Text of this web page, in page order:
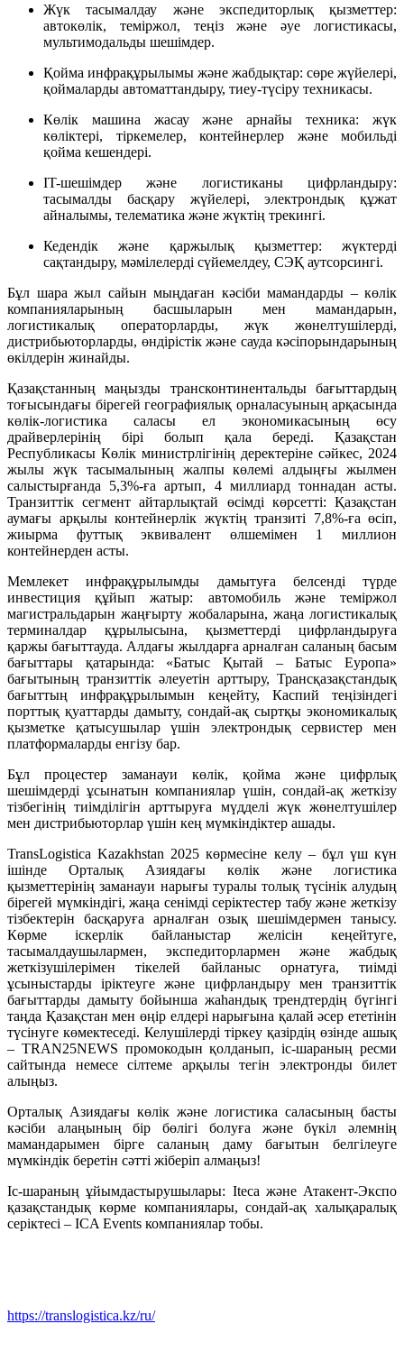
Жүк тасымалдау және экспедиторлық қызметтер:
автокөлік, теміржол, теңіз және әуе логистикасы,
мультимодальды шешімдер.
Қойма инфрақұрылымы және жабдықтар: сөре жүйелері,
қоймаларды автоматтандыру, тиеу-түсіру техникасы.
Көлік машина жасау және арнайы техника: жүк
көліктері, тіркемелер, контейнерлер және мобильді
қойма кешендері.
IT-шешімдер және логистиканы цифрландыру:
тасымалды басқару жүйелері, электрондық құжат
айналымы, телематика және жүктің трекингі.
Кедендік және қаржылық қызметтер: жүктерді
сақтандыру, мәмілелерді сүйемелдеу, СЭҚ аутсорсингі.
Бұл шара жыл сайын мыңдаған кәсіби мамандарды – көлік
компанияларының басшыларын мен мамандарын,
логистикалық операторларды, жүк жөнелтушілерді,
дистрибьюторларды, өндірістік және сауда кәсіпорындарының
өкілдерін жинайды.
Қазақстанның маңызды трансконтинентальды бағыттардың
тоғысындағы бірегей географиялық орналасуының арқасында
көлік-логистика саласы ел экономикасының өсу
драйверлерінің бірі болып қала береді. Қазақстан
Республикасы Көлік министрлігінің деректеріне сәйкес, 2024
жылы жүк тасымалының жалпы көлемі алдыңғы жылмен
салыстырғанда 5,3%-ға артып, 4 миллиард тоннадан асты.
Транзиттік сегмент айтарлықтай өсімді көрсетті: Қазақстан
аумағы арқылы контейнерлік жүктің транзиті 7,8%-ға өсіп,
жиырма футтық эквивалент өлшемімен 1 миллион
контейнерден асты.
Мемлекет инфрақұрылымды дамытуға белсенді түрде
инвестиция құйып жатыр: автомобиль және теміржол
магистральдарын жаңғырту жобаларына, жаңа логистикалық
терминалдар құрылысына, қызметтерді цифрландыруға
қаржы бағыттауда. Алдағы жылдарға арналған саланың басым
бағыттары қатарында: «Батыс Қытай – Батыс Еуропа»
бағытының транзиттік әлеуетін арттыру, Трансқазақстандық
бағыттың инфрақұрылымын кеңейту, Каспий теңізіндегі
порттық қуаттарды дамыту, сондай-ақ сыртқы экономикалық
қызметке қатысушылар үшін электрондық сервистер мен
платформаларды енгізу бар.
Бұл процестер заманауи көлік, қойма және цифрлық
шешімдерді ұсынатын компаниялар үшін, сондай-ақ жеткізу
тізбегінің тиімділігін арттыруға мүдделі жүк жөнелтушілер
мен дистрибьюторлар үшін кең мүмкіндіктер ашады.
TransLogistica Kazakhstan 2025 көрмесіне келу – бұл үш күн
ішінде Орталық Азиядағы көлік және логистика
қызметтерінің заманауи нарығы туралы толық түсінік алудың
бірегей мүмкіндігі, жаңа сенімді серіктестер табу және жеткізу
тізбектерін басқаруға арналған озық шешімдермен танысу.
Көрме іскерлік байланыстар желісін кеңейтуге,
тасымалдаушылармен, экспедиторлармен және жабдық
жеткізушілерімен тікелей байланыс орнатуға, тиімді
ұсыныстарды іріктеуге және цифрландыру мен транзиттік
бағыттарды дамыту бойынша жаһандық трендтердің бүгінгі
таңда Қазақстан мен өңір елдері нарығына қалай әсер ететінін
түсінуге көмектеседі. Келушілерді тіркеу қазірдің өзінде ашық
– TRAN25NEWS промокодын қолданып, іс-шараның ресми
сайтында немесе сілтеме арқылы тегін электронды билет
алыңыз.
Орталық Азиядағы көлік және логистика саласының басты
кәсіби алаңының бір бөлігі болуға және бүкіл әлемнің
мамандарымен бірге саланың даму бағытын белгілеуге
мүмкіндік беретін сәтті жіберіп алмаңыз!
Іс-шараның ұйымдастырушылары: Iteca және Атакент-Экспо
қазақстандық көрме компаниялары, сондай-ақ халықаралық
серіктесі – ICA Events компаниялар тобы.
https://translogistica.kz/ru/